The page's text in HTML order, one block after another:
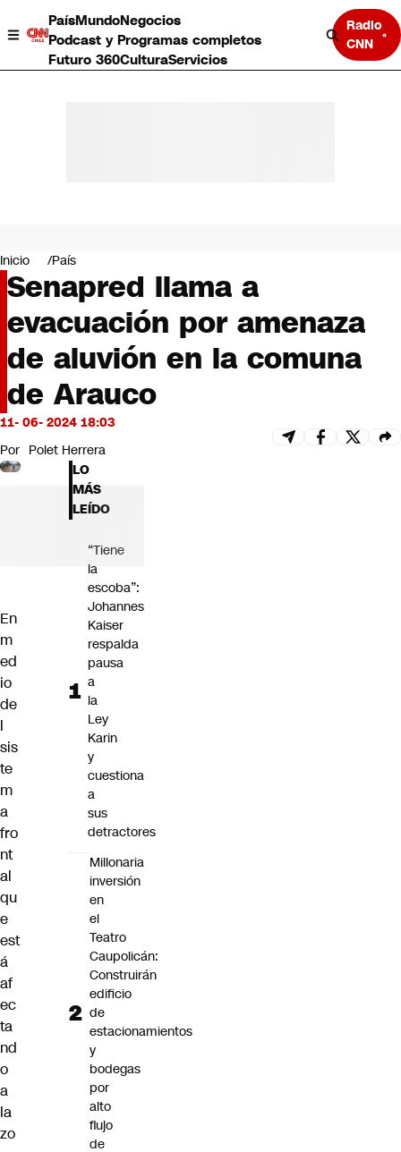
PaísMundoNegocios
Podcast y Programas completos
Futuro 360CulturaServicios
Radio
CNN
Negocios
Deportes
Programas completos
Cultura
Servicios
Bits
CNN tiempo
Futuro 360
Inicio País
Senapred llama a
evacuación por amenaza
de aluvión en la comuna
de Arauco
11- 06- 2024 18:03
Por Polet Herrera
En
m
ed
io
de
l
sis
te
m
a
fro
nt
al
qu
e
est
á
af
ec
ta
nd
o
a
la
zo
LO
MÁS
LEÍDO
“Tiene
la
escoba”:
Johannes
Kaiser
respalda
pausa
a
la
Ley
Karin
y
cuestiona
a
sus
detractores
Millonaria
inversión
en
el
Teatro
Caupolicán:
Construirán
edificio
de
estacionamientos
y
bodegas
por
alto
flujo
de